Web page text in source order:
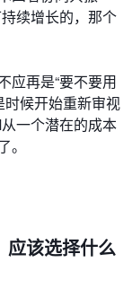
续增长的，那个
应再是“要不要用
时候开始重新审视
一个潜在的成本
应该选择什么